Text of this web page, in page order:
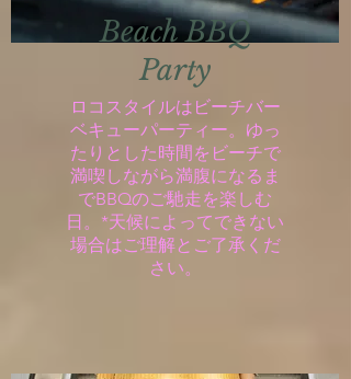
Beach BBQ
Party
ロコスタイルはビーチバー
ベキューパーティー。ゆっ
たりとした時間をビーチで
満喫しながら満腹になるま
でBBQのご馳走を楽しむ
日。*天候によってできない
場合はご理解とご了承くだ
さい。